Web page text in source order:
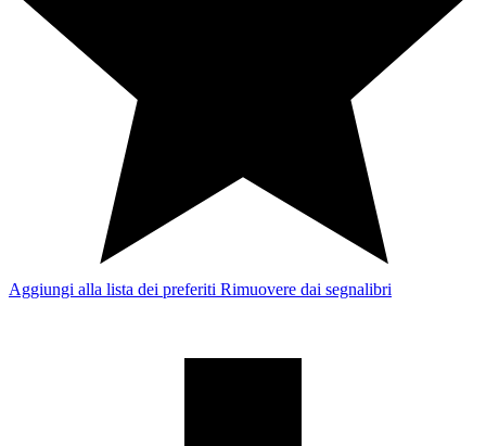
Aggiungi alla lista dei preferiti Rimuovere dai segnalibri